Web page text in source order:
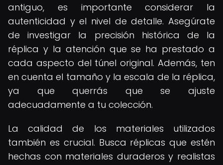
antiguo, es importante considerar la
autenticidad y el nivel de detalle. Asegúrate
de investigar la precisión histórica de la
réplica y la atención que se ha prestado a
cada aspecto del túnel original. Además, ten
en cuenta el tamaño y la escala de la réplica,
ya que querrás que se ajuste
adecuadamente a tu colección.
La calidad de los materiales utilizados
también es crucial. Busca réplicas que estén
hechas con materiales duraderos y realistas